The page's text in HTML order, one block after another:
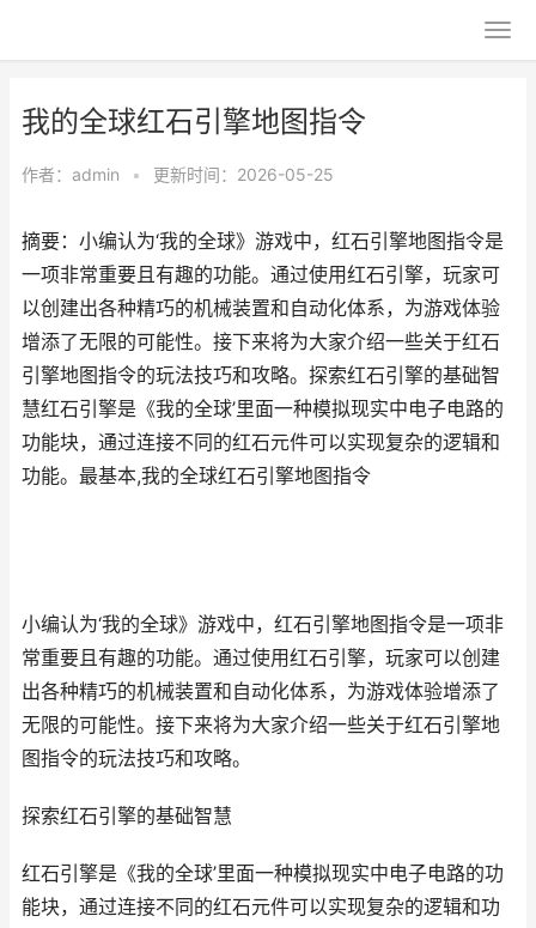
我的全球红石引擎地图指令
作者： admin • 更新时间：2026-05-25
摘要：小编认为‘我的全球》游戏中，红石引擎地图指令是
一项非常重要且有趣的功能。通过使用红石引擎，玩家可
以创建出各种精巧的机械装置和自动化体系，为游戏体验
增添了无限的可能性。接下来将为大家介绍一些关于红石
引擎地图指令的玩法技巧和攻略。探索红石引擎的基础智
慧红石引擎是《我的全球’里面一种模拟现实中电子电路的
功能块，通过连接不同的红石元件可以实现复杂的逻辑和
功能。最基本,我的全球红石引擎地图指令
小编认为‘我的全球》游戏中，红石引擎地图指令是一项非
常重要且有趣的功能。通过使用红石引擎，玩家可以创建
出各种精巧的机械装置和自动化体系，为游戏体验增添了
无限的可能性。接下来将为大家介绍一些关于红石引擎地
图指令的玩法技巧和攻略。
探索红石引擎的基础智慧
红石引擎是《我的全球’里面一种模拟现实中电子电路的功
能块，通过连接不同的红石元件可以实现复杂的逻辑和功